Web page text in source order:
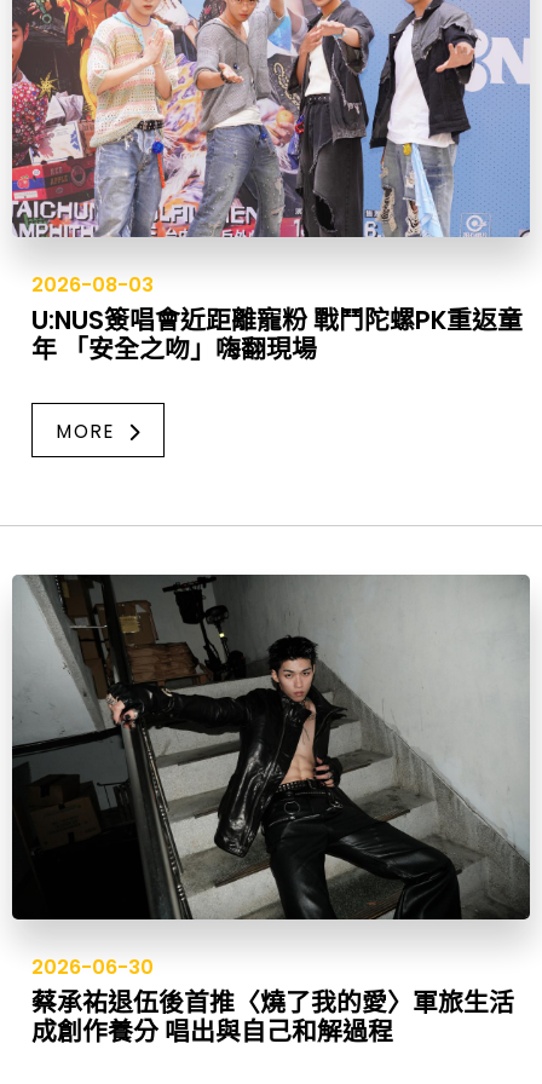
2026-08-03
U:NUS簽唱會近距離寵粉 戰鬥陀螺PK重返童
年 「安全之吻」嗨翻現場
MORE
2026-06-30
蔡承祐退伍後首推〈燒了我的愛〉軍旅生活
成創作養分 唱出與自己和解過程